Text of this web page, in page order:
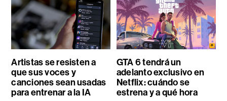
Artistas se resisten a
que sus voces y
canciones sean usadas
para entrenar a la IA
GTA 6 tendrá un
adelanto exclusivo en
Netflix: cuándo se
estrena y a qué hora